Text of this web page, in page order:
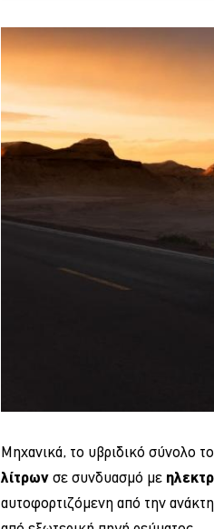
Μηχανικά, το υβριδικό σύνολο
λίτρων σε συνδυασμό με
αυτοφορτιζόμενη από την